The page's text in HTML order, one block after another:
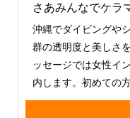
さあみんなでケラ
沖縄でダイビングや
群の透明度と美しさ
ッセージでは女性イ
内します。初めての